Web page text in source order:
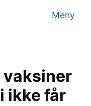
Meny
vaksiner
ikke får